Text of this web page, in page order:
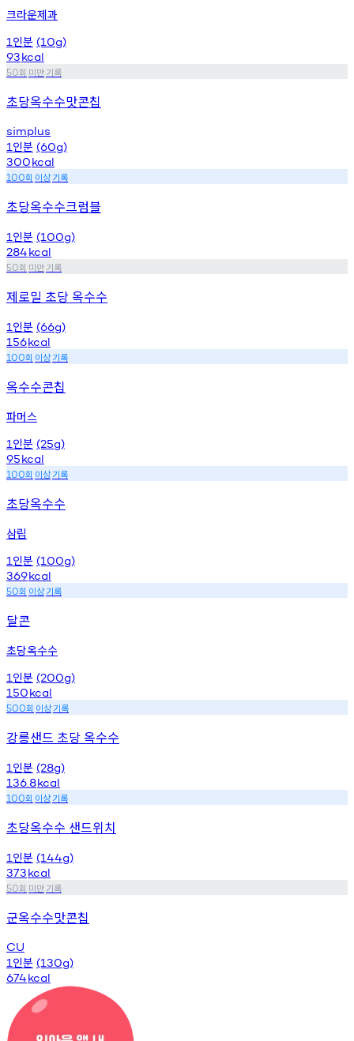
크라운제과
1 인분 (10g)
93kcal
50회 미만기록
초당옥수수맛콘칩
simplus
1 인분 (60g)
300kcal
100회 이상기록
초당옥수수크럼블
1 인분 (100g)
284kcal
50회 미만기록
제로밀 초당 옥수수
1 인분 (66g)
156kcal
100회 이상기록
옥수수콘칩
파머스
1 인분 (25g)
95kcal
100회 이상기록
초당옥수수
삼립
1 인분 (100g)
369kcal
50회 이상기록
달콘
초당옥수수
1 인분 (200g)
150kcal
500회 이상기록
강릉샌드 초당 옥수수
1 인분 (28g)
136.8kcal
100회 이상기록
초당옥수수 샌드위치
1 인분 (144g)
373kcal
50회 미만기록
군옥수수맛콘칩
CU
1 인분 (130g)
674kcal